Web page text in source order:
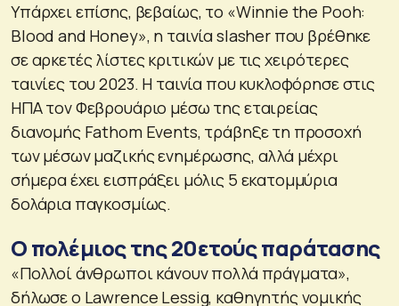
Υπάρχει επίσης, βεβαίως, το «Winnie the Pooh:
Blood and Honey», η ταινία slasher που βρέθηκε
σε αρκετές λίστες κριτικών με τις χειρότερες
ταινίες του 2023. Η ταινία που κυκλοφόρησε στις
ΗΠΑ τον Φεβρουάριο μέσω της εταιρείας
διανομής Fathom Events, τράβηξε τη προσοχή
των μέσων μαζικής ενημέρωσης, αλλά μέχρι
σήμερα έχει εισπράξει μόλις 5 εκατομμύρια
δολάρια παγκοσμίως.
Ο πολέμιος της 20ετούς παράτασης
«Πολλοί άνθρωποι κάνουν πολλά πράγματα»,
δήλωσε ο Lawrence Lessig, καθηγητής νομικής